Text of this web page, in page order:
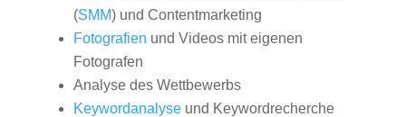
(SMM) und Contentmarketing
Fotografien und Videos mit eigenen
Fotografen
Analyse des Wettbewerbs
Keywordanalyseund Keywordrecherche